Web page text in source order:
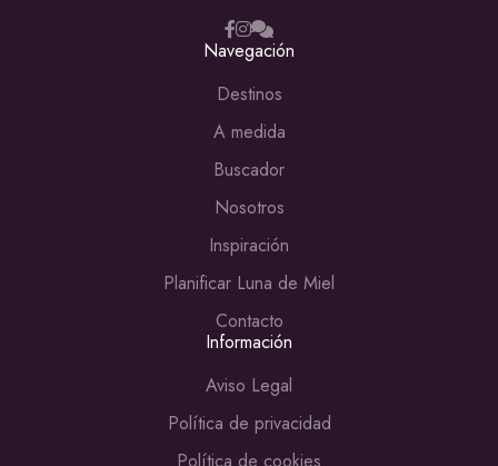
Navegación
Destinos
A medida
Buscador
Nosotros
Inspiración
Planificar Luna de Miel
Contacto
Información
Aviso Legal
Política de privacidad
Política de cookies